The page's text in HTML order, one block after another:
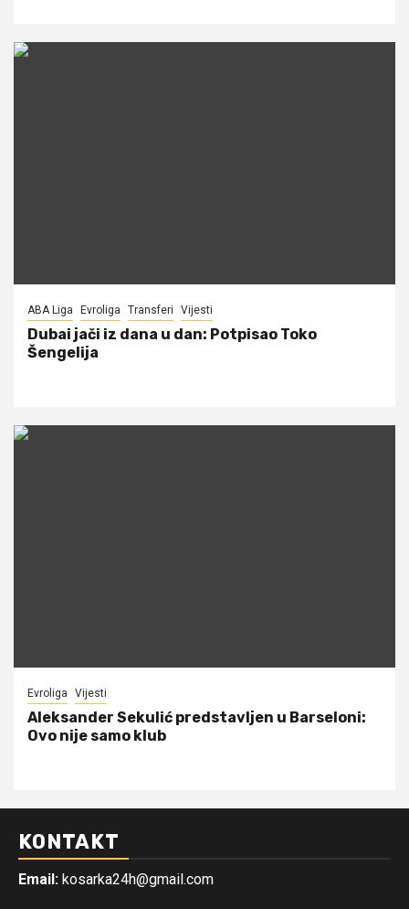
ABA Liga Evroliga Transferi Vijesti
Dubai jači iz dana u dan: Potpisao Toko
Šengelija
Evroliga Vijesti
Aleksander Sekulić predstavljen u Barseloni:
Ovo nije samo klub
KONTAKT
Email: kosarka24h@gmail.com